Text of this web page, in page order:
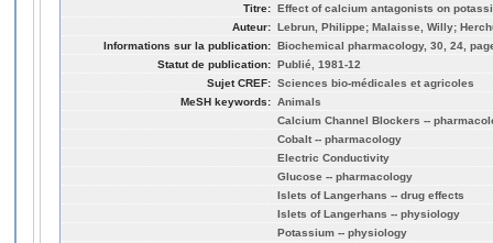
Titre: Effect of calcium antagonists on
Auteur: Lebrun, Philippe; Malaisse, Willy;
Informations sur la publication: Biochemical pharmacology, 30, 24,
Statut de publication: Publié, 1981-12
Sujet CREF: Sciences bio-médicales et agricoles
MeSH keywords: Animals
Calcium Channel Blockers --
Cobalt -- pharmacology
Electric Conductivity
Glucose -- pharmacology
Islets of Langerhans -- drug effects
Islets of Langerhans -- physiology
Potassium -- physiology